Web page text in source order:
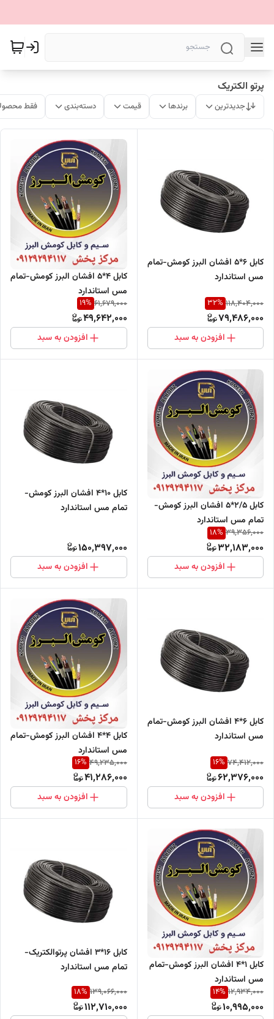
پرتو الکتریک
جدیدترین برندها قیمت دسته‌بندی فقط
کابل 6*5 افشان البرز کومش-تمام
مس استاندارد
118,404,000
32%
79,486,000
افزودن به سبد
کابل 4*5 افشان البرز کومش-تمام
مس استاندارد
61,679,000
19%
49,642,000
افزودن به سبد
کابل 2/5*5 افشان البرز کومش-
تمام مس استاندارد
39,356,000
18%
32,183,000
افزودن به سبد
کابل 10*4 افشان البرز کومش-
تمام مس استاندارد
150,397,000
افزودن به سبد
کابل 6*4 افشان البرز کومش-تمام
مس استاندارد
74,412,000
16%
62,376,000
افزودن به سبد
کابل 4*4 افشان البرز کومش-تمام
مس استاندارد
49,235,000
16%
41,286,000
افزودن به سبد
کابل 1*4 افشان البرز کومش-تمام
مس استاندارد
12,934,000
14%
10,995,000
کابل 16*3 افشان پرتوالکتریک-
تمام مس استاندارد
139,066,000
18%
112,710,000